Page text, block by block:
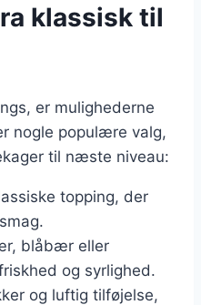
klassisk til
er mulighederne
nogle populære valg,
til næste niveau:
topping, der
blåbær eller
og syrlighed.
og luftig tilføjelse,